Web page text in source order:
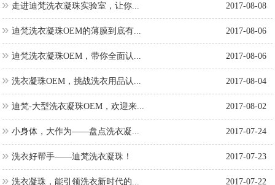
2017-08-08
走进迪梵洗衣凝珠实验室，让你...
2017-08-06
迪梵洗衣凝珠OEM的薄膜到底有...
2017-08-06
迪梵洗衣凝珠OEM，带你全面认...
2017-08-04
洗衣凝珠OEM，挑战洗衣用品认...
2017-08-02
迪梵-大型洗衣凝珠OEM，欢迎来...
2017-07-24
小身体，大作为——盘点洗衣凝...
2017-07-23
洗衣好帮手——迪梵洗衣凝珠！
2017-07-22
洗衣凝珠，能引领洗衣新时代的...